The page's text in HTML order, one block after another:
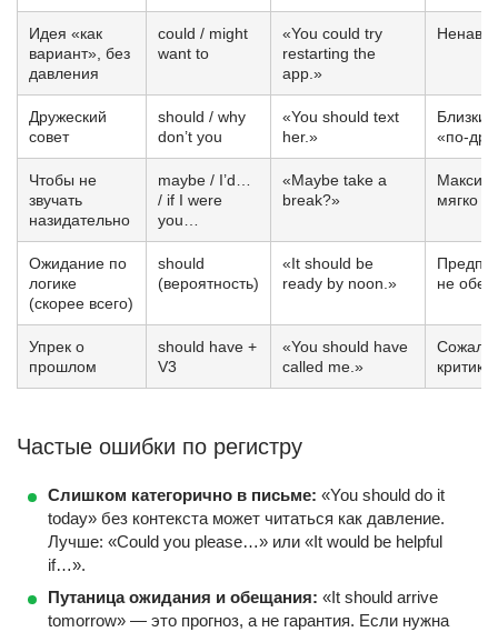
Идея «как
вариант», без
давления
could / might
want to
«You could try
restarting the
app.»
Дружеский
совет
should / why
don’t you
«You should text
her.»
«по-
Чтобы не
звучать
назидательно
maybe / I’d…
/ if I were
you…
«Maybe take a
break?»
мягко
Ожидание по
логике
(скорее всего)
should
(вероятность)
«It should be
ready by noon.»
не
Упрек о
прошлом
should have +
V3
«You should have
called me.»
критика
Частые ошибки по регистру
Слишком категорично в письме: «You should do it
today» без контекста может читаться как давление.
Лучше: «Could you please…» или «It would be helpful
if…».
Путаница ожидания и обещания: «It should arrive
tomorrow» — это прогноз, а не гарантия. Если нужна